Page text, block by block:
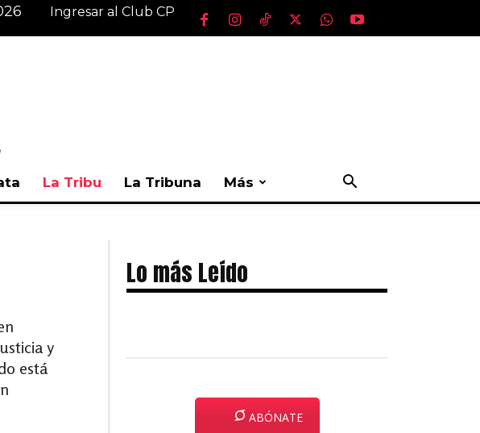
Ingresar al Club CP
La Tribu La Tribuna Más
y
está
Lo más Leído
ABÓNATE